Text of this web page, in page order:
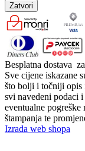
Zatvori
Besplatna dostava
Sve cijene iskazane
što bolji i točniji opis
svi navedeni podaci
eventualne
štampanja te
Izrada web shopa